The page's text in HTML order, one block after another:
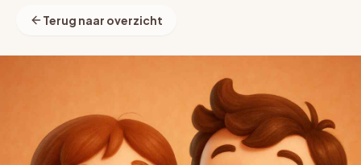
Terug naar overzicht